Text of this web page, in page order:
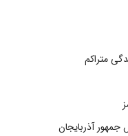
متراکم
آذربایجان